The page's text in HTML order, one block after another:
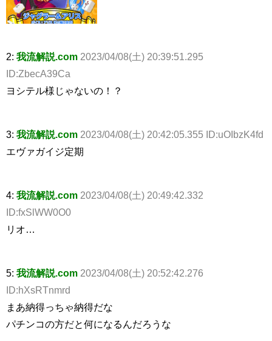
2: 我流解説.com 2023/04/08(土) 20:39:51.295
ID:ZbecA39Ca
ヨシテル様じゃないの！？
3: 我流解説.com 2023/04/08(土) 20:42:05.355 ID:uOIbzK4fd
エヴァガイジ定期
4: 我流解説.com 2023/04/08(土) 20:49:42.332
ID:fxSlWW0O0
リオ…
5: 我流解説.com 2023/04/08(土) 20:52:42.276
ID:hXsRTnmrd
まあ納得っちゃ納得だな
パチンコの方だと何になるんだろうな